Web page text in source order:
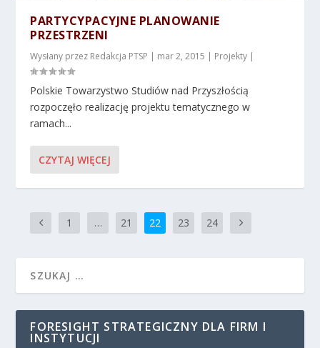
PARTYCYPACYJNE PLANOWANIE
PRZESTRZENI
Wysłany przez Redakcja PTSP | mar 2, 2015 | Projekty |
Polskie Towarzystwo Studiów nad Przyszłością
rozpoczęło realizację projektu tematycznego w
ramach...
CZYTAJ WIĘCEJ
1 … 21 22 23 24
FORESIGHT STRATEGICZNY DLA FIRM I
INSTYTUCJI